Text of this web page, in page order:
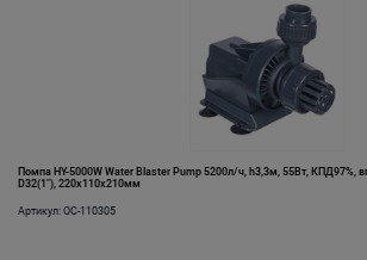
Помпа HY-5000W Water Blaster Pump 5200л/ч, h3,3м, 55Вт, КПД97%,
D32(1"), 220х110х210мм
Артикул: OC-110305